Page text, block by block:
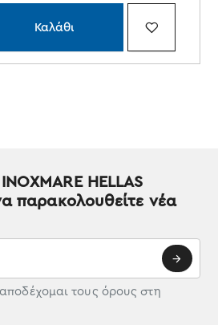
Καλάθι
HELLAS
παρακολουθείτε νέα
τους όρους στη